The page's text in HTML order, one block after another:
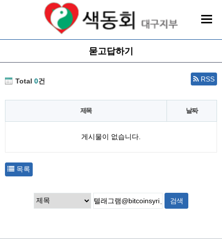
묻고답하기
Total 0건 RSS
제목 날짜
게시물이 없습니다.
목록